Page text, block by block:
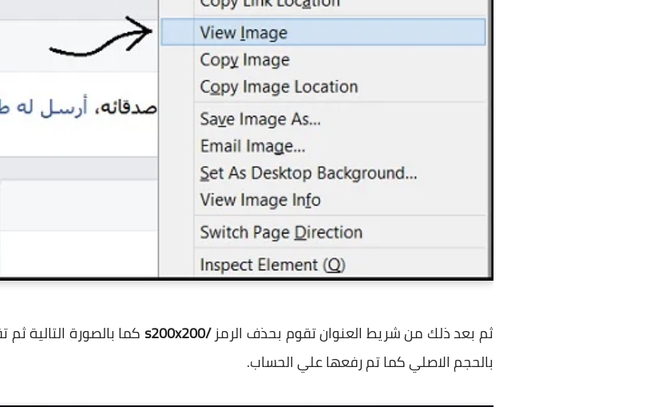
ثم بعد ذلك من شريط العنوان تقوم بحذف الرمز/s200x200
بالحجم الاصلي كما تم رفعها علي الحساب.